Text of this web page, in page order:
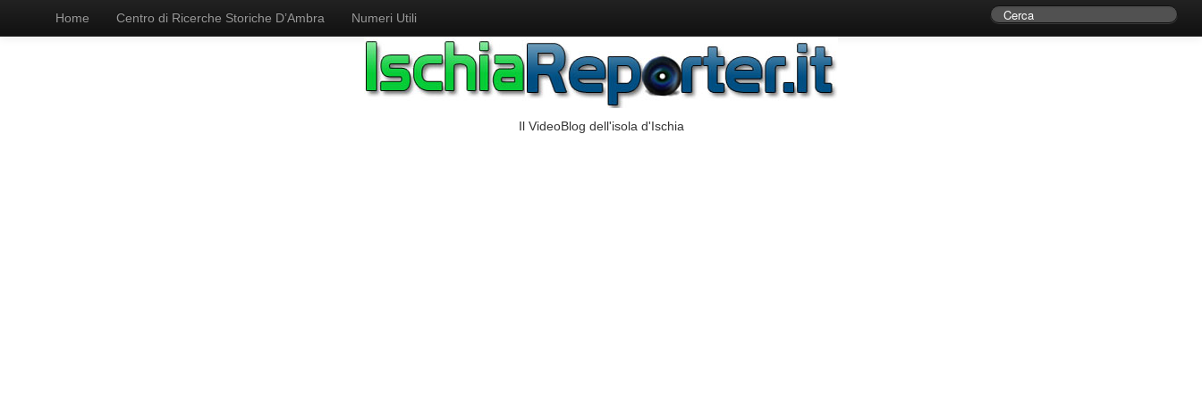
Home Centro di Ricerche Storiche D’Ambra Numeri Utili
Il VideoBlog dell'isola d'Ischia